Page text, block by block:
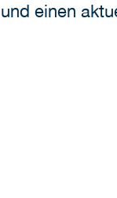
einen